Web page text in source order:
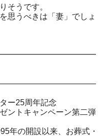
そうです。
思うべきは「妻」でしょ
ー25周年記念
ペーン第二弾
年の開設以来、お葬式・